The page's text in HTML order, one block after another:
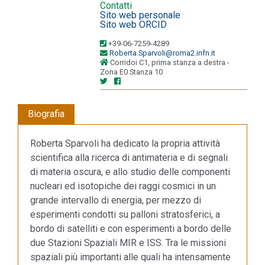
Contatti
Sito web personale
Sito web ORCID
+39-06-7259-4289
Roberta.Sparvoli@roma2.infn.it
Corridoi C1, prima stanza a destra -
Zona E0 Stanza 10
Biografia
Roberta Sparvoli ha dedicato la propria attività
scientifica alla ricerca di antimateria e di segnali
di materia oscura, e allo studio delle componenti
nucleari ed isotopiche dei raggi cosmici in un
grande intervallo di energia, per mezzo di
esperimenti condotti su palloni stratosferici, a
bordo di satelliti e con esperimenti a bordo delle
due Stazioni Spaziali MIR e ISS. Tra le missioni
spaziali più importanti alle quali ha intensamente